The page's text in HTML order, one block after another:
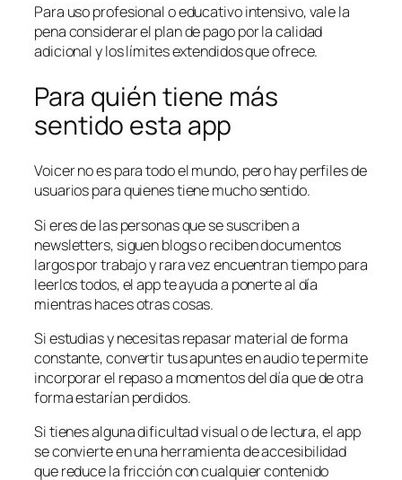
Para uso profesional o educativo intensivo, vale la
pena considerar el plan de pago por la calidad
adicional y los límites extendidos que ofrece.
Para quién tiene más
sentido esta app
Voicer no es para todo el mundo, pero hay perfiles de
usuarios para quienes tiene mucho sentido.
Si eres de las personas que se suscriben a
newsletters, siguen blogs o reciben documentos
largos por trabajo y rara vez encuentran tiempo para
leerlos todos, el app te ayuda a ponerte al día
mientras haces otras cosas.
Si estudias y necesitas repasar material de forma
constante, convertir tus apuntes en audio te permite
incorporar el repaso a momentos del día que de otra
forma estarían perdidos.
Si tienes alguna dificultad visual o de lectura, el app
se convierte en una herramienta de accesibilidad
que reduce la fricción con cualquier contenido